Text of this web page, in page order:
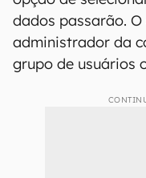
dados passarão.
administrador da
grupo de usuários